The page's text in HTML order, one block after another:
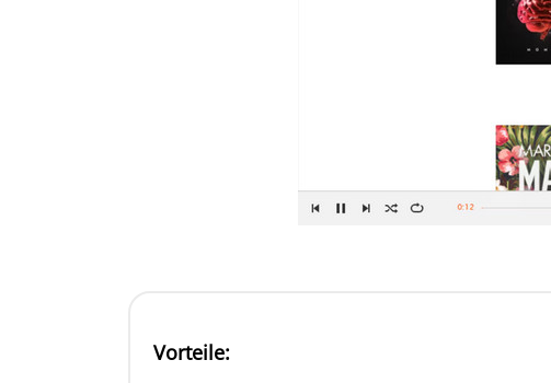
Vorteile: